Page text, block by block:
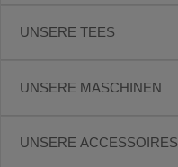
UNSERE TEES
UNSERE MASCHINEN
UNSERE ACCESSOIRES